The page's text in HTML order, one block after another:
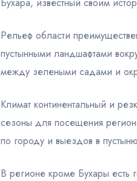
Рельеф области
пустынными ландшафтами
между зелеными садами и
Климат континентальный и
сезоны для посещения
по городу и выездов в
В регионе кроме Бухары есть